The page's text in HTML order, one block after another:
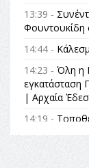
13:39 -
Φουντουκίδη
14:44 -
14:23 - Όλη η
εγκατάσταση
| Αρχαία
14:19 -
θεσμικές
στις επόμενες